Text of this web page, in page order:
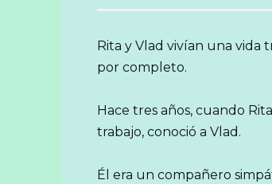
Rita y Vlad vivían una vida
por completo.
Hace tres años, cuando
trabajo, conoció a Vlad.
Él era un compañero